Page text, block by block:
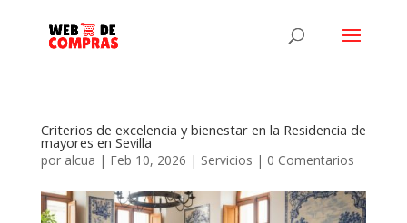
Criterios de excelencia y bienestar en la Residencia de
mayores en Sevilla
por alcua | Feb 10, 2026 | Servicios | 0 Comentarios